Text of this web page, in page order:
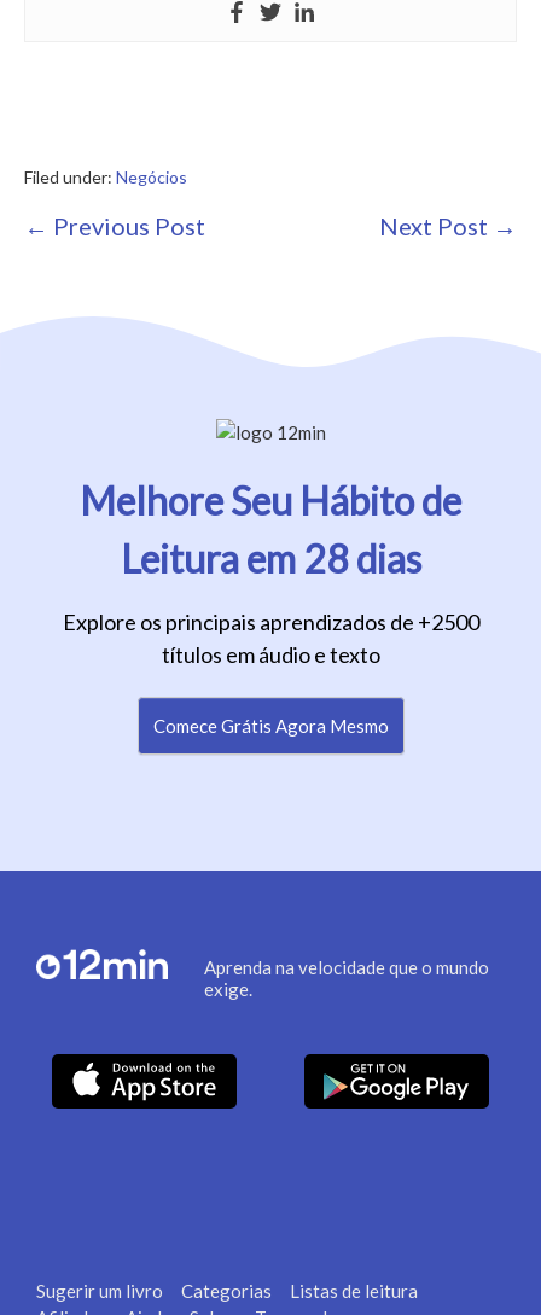
Filed under: Negócios
Post
← Previous Post Next Post →
Melhore Seu Hábito de
Leitura em 28 dias
Explore os principais aprendizados de +2500
títulos em áudio e texto
Comece Grátis Agora Mesmo
Aprenda na velocidade que o mundo
exige.
Sugerir um livro Categorias
Listas de leitura